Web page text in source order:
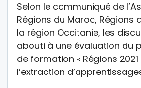
Selon le communiqué de
Régions du Maroc, Régions
la région Occitanie, les
abouti à une évaluation du
de formation « Régions 2021
l’extraction